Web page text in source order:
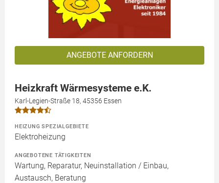
ANGEBOTE ANFORDERN
Heizkraft Wärmesysteme e.K.
Karl-Legien-Straße 18, 45356 Essen
HEIZUNG SPEZIALGEBIETE
Elektroheizung
ANGEBOTENE TÄTIGKEITEN
Wartung, Reparatur, Neuinstallation / Einbau,
Austausch, Beratung